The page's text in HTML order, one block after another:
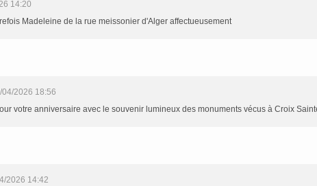
14:20
Madeleine de la rue meissonier d'Alger affectueusement
04/2026 18:56
votre anniversaire avec le souvenir lumineux des monuments vécus à Croix
2026 14:42